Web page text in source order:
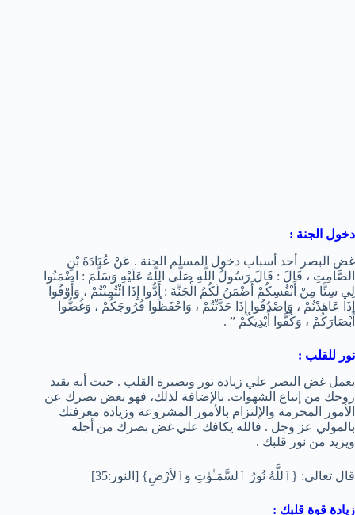
دخول الجنة :
غض البصر أحد أسباب دخول المسلم الجنة . عَنْ عُبَادَةَ بْنِ
الصَّامِتِ ، قَالَ : قَالَ رَسُولُ اللَّهِ صَلَّى اللَّهُ عَلَيْهِ وَسَلَّمَ : اضْمَنُوا
لِي سِتًّا مِنْ أَنْفُسِكُمْ أَضْمَنُ لَكُمُ الْجَنَّةَ : أَدُّوا إِذَا ائْتُمِنْتُمْ ، وَأَوْفُوا
إِذَا عَاهَدْتُمْ ، وَاصْدُقُوا إِذَا حَدَّثْتُمْ ، وَاحْفَظُوا فُرُوجَكُمْ ، وَغُضُّوا
أَبْصَارَكُمْ ، وَكُفُّوا أَيْدِيَكُمْ ” .
نور للقلب :
يعمل غض البصر علي زيادة نور وبصيرة القلب . حيث أنه يقيد
روحك من إتباع الشهوات. بالإضافة لذلك، فهو يغض بصرك عن
الأمور المحرمة والإلتزام بالأمور المشروعة وزيادة معرفتك
بالمولي عز وجل . فالله يكافك علي غض بصرك من أجله
ويزيد من نور قلبك .
قال تعالى: {ٱللَّهُ نُورُ ٱلسَّمَـٰوٰتِ وَٱلأرْضِ} [النور:35]
زيادة قوة قلبك :